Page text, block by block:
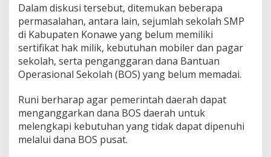
Dalam diskusi tersebut, ditemukan beberapa
permasalahan, antara lain, sejumlah sekolah SMP
di Kabupaten Konawe yang belum memiliki
sertifikat hak milik, kebutuhan mobiler dan pagar
sekolah, serta penganggaran dana Bantuan
Operasional Sekolah (BOS) yang belum memadai.
Runi berharap agar pemerintah daerah dapat
menganggarkan dana BOS daerah untuk
melengkapi kebutuhan yang tidak dapat dipenuhi
melalui dana BOS pusat.